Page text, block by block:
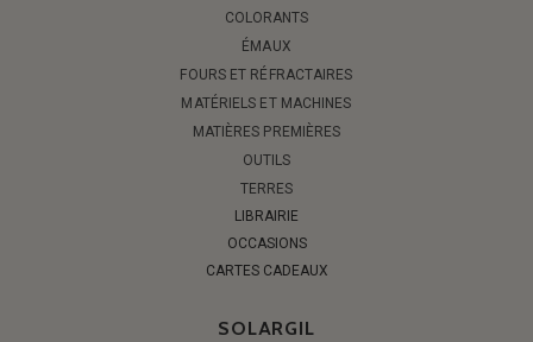
COLORANTS
ÉMAUX
FOURS ET RÉFRACTAIRES
MATÉRIELS ET MACHINES
MATIÈRES PREMIÈRES
OUTILS
TERRES
LIBRAIRIE
OCCASIONS
CARTES CADEAUX
SOLARGIL